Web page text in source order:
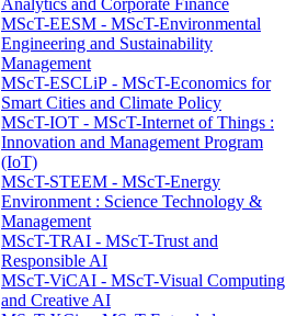
Analytics and Corporate Finance
MScT-EESM - MScT-Environmental
Engineering and Sustainability
Management
MScT-ESCLiP - MScT-Economics for
Smart Cities and Climate Policy
MScT-IOT - MScT-Internet of Things :
Innovation and Management Program
(IoT)
MScT-STEEM - MScT-Energy
Environment : Science Technology &
Management
MScT-TRAI - MScT-Trust and
Responsible AI
MScT-ViCAI - MScT-Visual Computing
and Creative AI